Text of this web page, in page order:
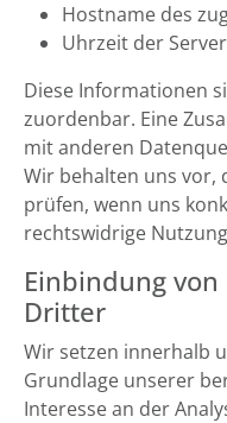
Hostname des
Uhrzeit der
Diese Informationen
zuordenbar. Eine
mit anderen
Wir behalten uns vor,
prüfen, wenn uns
rechtswidrige
Einbindung
Dritter
Wir setzen innerhalb
Grundlage unserer
Interesse an der